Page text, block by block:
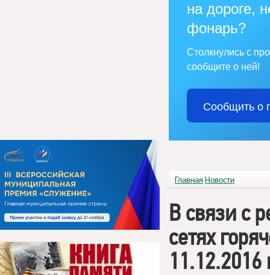
на дороге,
фонарь?
Столкнулись с
сообщите о ней!
Сообщить о
Главная Новости
В связи с
сетях
11.12.2016